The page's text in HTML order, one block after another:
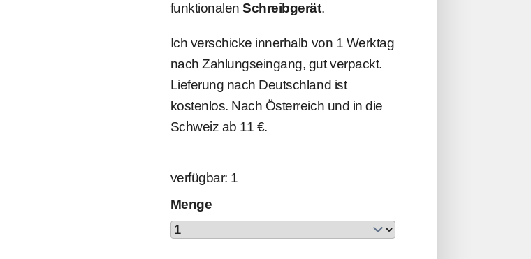
funktionalenSchreibgerät.
Ich verschicke innerhalb von 1 Werktag
nach Zahlungseingang, gut verpackt.
Lieferung nach Deutschland ist
kostenlos. Nach Österreich und in die
Schweiz ab 11 €.
verfügbar: 1
Menge